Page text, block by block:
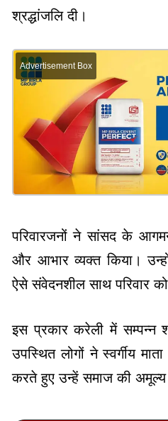
श्रद्धांजलि दी।
Advertisement Box
परिवारजनों ने सांसद के
और आभार व्यक्त किया।
ऐसे संवेदनशील साथ परिवार
इस प्रकार करेली में सम्पन्न
उपस्थित लोगों ने स्वर्गीय
करते हुए उन्हें समाज की अमूल्य